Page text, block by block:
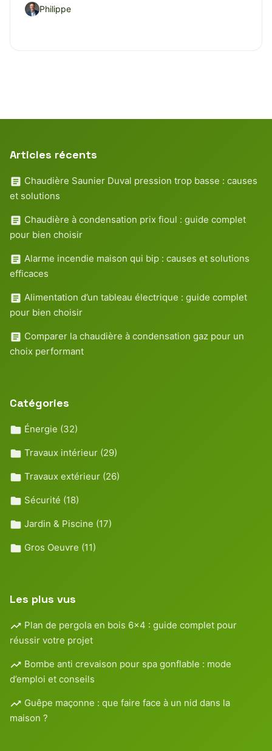
Philippe
Articles récents
Chaudière Saunier Duval pression trop basse : causes
et solutions
Chaudière à condensation prix fioul : guide complet
pour bien choisir
Alarme incendie maison qui bip : causes et solutions
efficaces
Alimentation d’un tableau électrique : guide complet
pour bien choisir
Comparer la chaudière à condensation gaz pour un
choix performant
Catégories
Énergie (32)
Travaux intérieur (29)
Travaux extérieur (26)
Sécurité (18)
Jardin & Piscine (17)
Gros Oeuvre (11)
Les plus vus
Plan de pergola en bois 6×4 : guide complet pour
réussir votre projet
Bombe anti crevaison pour spa gonflable : mode
d’emploi et conseils
Guêpe maçonne : que faire face à un nid dans la
maison ?